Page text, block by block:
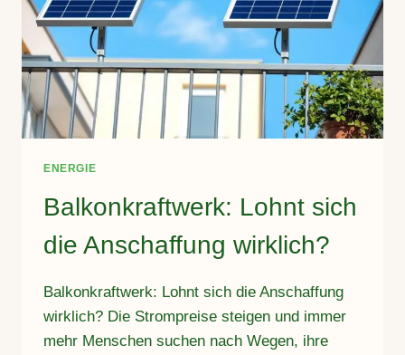
ENERGIE
Balkonkraftwerk: Lohnt sich
die Anschaffung wirklich?
Balkonkraftwerk: Lohnt sich die Anschaffung
wirklich? Die Strompreise steigen und immer
mehr Menschen suchen nach Wegen, ihre